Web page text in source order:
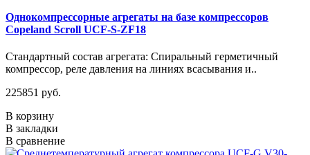
Однокомпрессорные агрегаты на базе компрессоров
Copeland Scroll UCF-S-ZF18
Стандартный состав агрегата: Спиральный герметичный
компрессор, реле давления на линиях всасывания и..
225851 руб.
В корзину
В закладки
В сравнение